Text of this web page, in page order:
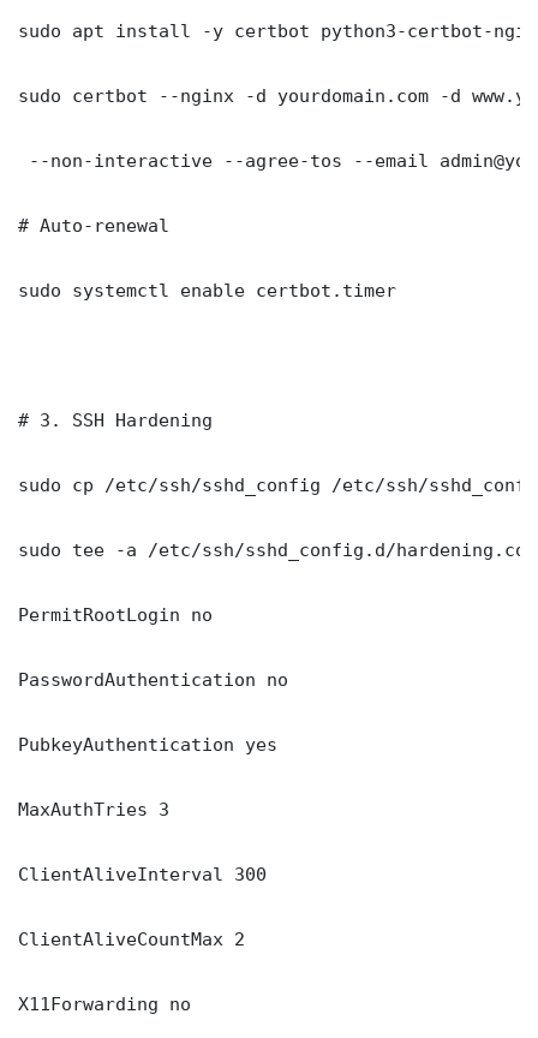
sudo apt install -y certbot python3-certbot-
sudo certbot --nginx -d yourdomain.com -d
--non-interactive --agree-tos --email
# Auto-renewal
sudo systemctl enable certbot.timer
# 3. SSH Hardening
sudo cp /etc/ssh/sshd_config /etc/ssh/
sudo tee -a /etc/ssh/sshd_config.d/
PermitRootLogin no
PasswordAuthentication no
PubkeyAuthentication yes
MaxAuthTries 3
ClientAliveInterval 300
ClientAliveCountMax 2
X11Forwarding no